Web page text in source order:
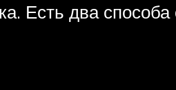
Есть два способа